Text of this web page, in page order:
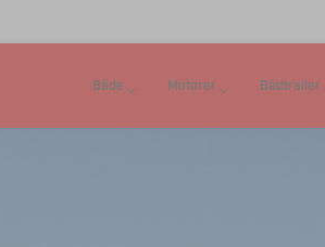
Både Motorer Bådtrailer